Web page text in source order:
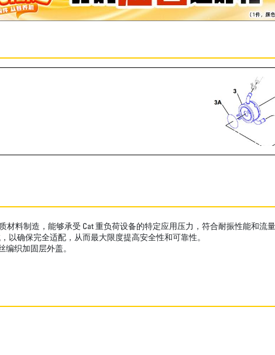
材料制造，能够承受 Cat 重负荷设备的特定应用压力，符合耐振性能和流
以确保完全适配，从而最大限度提高安全性和可靠性。
编织加固层外盖。